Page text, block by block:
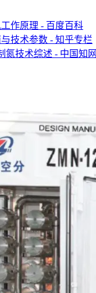
作原理 - 百度百科
技术参数 - 知乎专栏
氮技术综述 - 中国知网